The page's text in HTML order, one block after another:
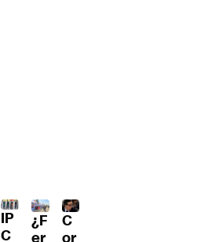
IP
C
¿F
er
C
or